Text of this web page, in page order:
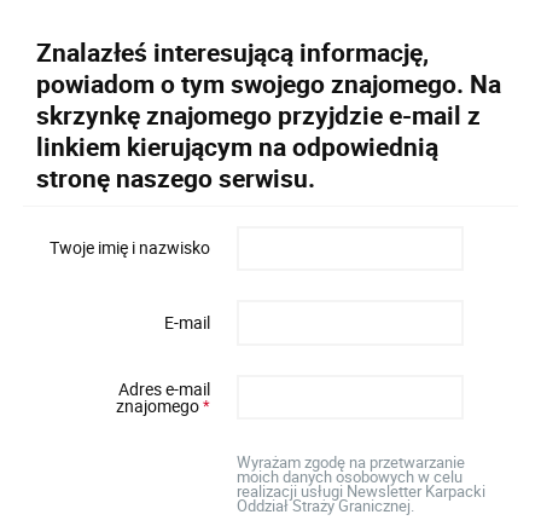
Znalazłeś interesującą informację,
powiadom o tym swojego znajomego. Na
skrzynkę znajomego przyjdzie e-mail z
linkiem kierującym na odpowiednią
stronę naszego serwisu.
Twoje imię i nazwisko
E-mail
Adres e-mail
znajomego*
Wyrażam zgodę na przetwarzanie
moich danych osobowych w celu
realizacji usługi Newsletter Karpacki
Oddział Straży Granicznej.